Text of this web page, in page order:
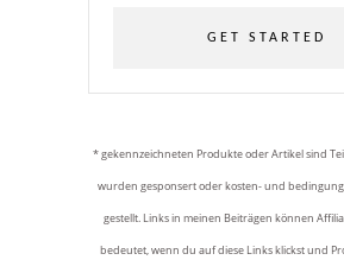
GET STARTED
* gekennzeichneten Produkte oder Artikel sind
wurden gesponsert oder kosten- und
gestellt. Links in meinen Beiträgen können
bedeutet, wenn du auf diese Links klickst und